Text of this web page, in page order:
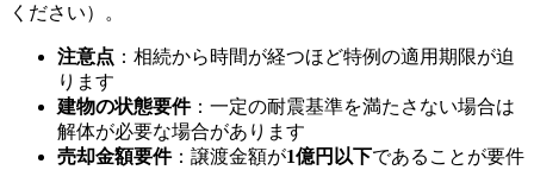
ください）。
注意点 ：相続から時間が経つほど特例の適用期限が迫
ります
建物の状態要件：一定の耐震基準を満たさない場合は
解体が必要な場合があります
売却金額要件：譲渡金額が1億円以下であることが要件